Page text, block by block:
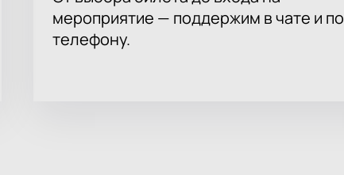
мероприятие — поддержим в чате и по
телефону.